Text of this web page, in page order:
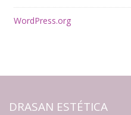
WordPress.org
DRASAN ESTÉTICA